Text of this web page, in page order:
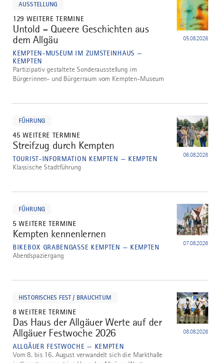
AUSSTELLUNG
129 WEITERE TERMINE
1
Untold – Queere Geschichten aus
dem Allgäu
KEMPTEN-MUSEUM IM ZUMSTEINHAUS —
KEMPTEN
05.08.2026
©
Partizipativ gestaltete Sonderausstellung im
Bürgerinnen- und Bürgerraum vom Kempten-Museum
FÜHRUNG
45 WEITERE TERMINE
2
Streifzug durch Kempten
TOURIST-INFORMATION KEMPTEN — KEMPTEN 06.08.2026
Klassische Stadtführung
FÜHRUNG
5 WEITERE TERMINE
3
Kempten kennenlernen
BIKEBOX GRABENGASSE KEMPTEN — KEMPTEN 07.08.2026
Abendspaziergang
HISTORISCHES FEST / BRAUCHTUM
8 WEITERE TERMINE
4
Das Haus der Allgäuer Werte auf der
Allgäuer Festwoche 2026
ALLGÄUER FESTWOCHE — KEMPTEN
08.08.2026
©
Vom 8. bis 16. August verwandelt sich die Markthalle